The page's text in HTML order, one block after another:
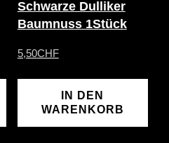
Schwarze Dulliker
Baumnuss 1Stück
5,50CHF
IN DEN
WARENKORB